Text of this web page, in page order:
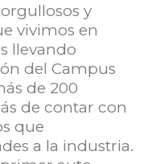
y
vivimos en
llevando
del Campus
de 200
de contar con
que
a la industria.